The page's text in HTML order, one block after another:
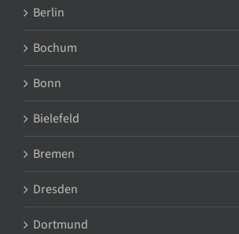
Berlin
Bochum
Bonn
Bielefeld
Bremen
Dresden
Dortmund